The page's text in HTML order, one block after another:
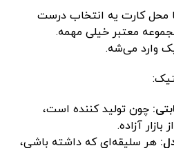
یا محل کارت یه انتخاب درست
معتبر خیلی مهمه.
وارد می‌شه.
چون تولید کننده است،
آزاده.
هر سلیقه‌ای که داشته باشی،